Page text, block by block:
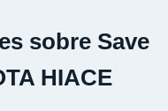
sobre Save
HIACE